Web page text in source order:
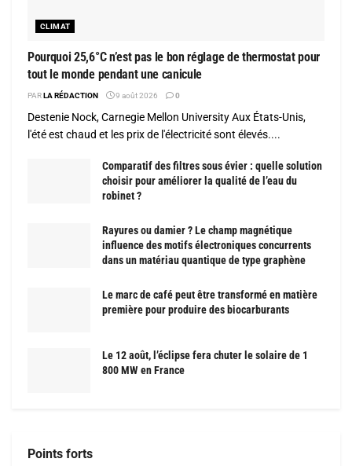
CLIMAT
Pourquoi 25,6°C n’est pas le bon réglage de thermostat pour
tout le monde pendant une canicule
PARLA RÉDACTION 9 août 2026 0
Destenie Nock, Carnegie Mellon University Aux États-Unis,
l'été est chaud et les prix de l'électricité sont élevés....
Comparatif des filtres sous évier : quelle solution
choisir pour améliorer la qualité de l’eau du
robinet ?
Rayures ou damier ? Le champ magnétique
influence des motifs électroniques concurrents
dans un matériau quantique de type graphène
Le marc de café peut être transformé en matière
première pour produire des biocarburants
Le 12 août, l’éclipse fera chuter le solaire de 1
800 MW en France
Points forts